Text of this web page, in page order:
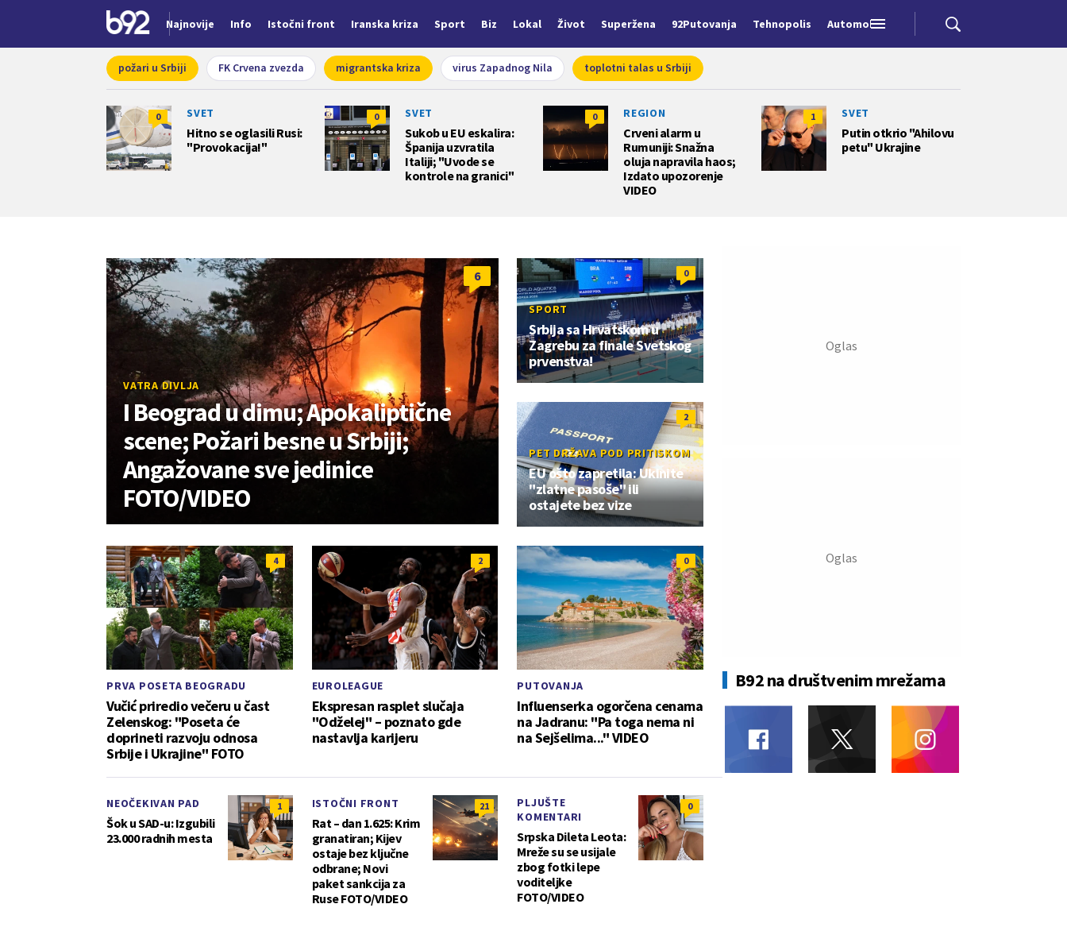
Najnovije Info Istočni front Iranska kriza Sport Biz Lokal Život Superžena 92Putovanja Tehnopolis Automobili
požari u Srbiji FK Crvena zvezda migrantska kriza virus Zapadnog Nila toplotni talas u Srbiji
0 SVET
Hitno se oglasili Rusi:
"Provokacija!"
0 SVET
Sukob u EU eskalira:
Španija uzvratila
Italiji; "Uvode se
kontrole na granici"
0 REGION
Crveni alarm u
Rumuniji: Snažna
oluja napravila haos;
Izdato upozorenje
VIDEO
1 SVET
Putin otkrio "Ahilovu
petu" Ukrajine
6
VATRA DIVLJA
I Beograd u dimu; Apokaliptične
scene; Požari besne u Srbiji;
Angažovane sve jedinice
FOTO/VIDEO
0
SPORT
Srbija sa Hrvatskom u
Zagrebu za finale Svetskog
prvenstva!
2
PET DRŽAVA POD PRITISKOM
EU ošto zapretila: Ukinite
"zlatne pasoše" ili
ostajete bez vize
4
PRVA POSETA BEOGRADU
Vučić priredio večeru u čast
Zelenskog: "Poseta će
doprineti razvoju odnosa
Srbije i Ukrajine" FOTO
2
EUROLEAGUE
Ekspresan rasplet slučaja
"Odželej" – poznato gde
nastavlja karijeru
0
PUTOVANJA
Influenserka ogorčena cenama
na Jadranu: "Pa toga nema ni
na Sejšelima..." VIDEO
1
NEOČEKIVAN PAD
Šok u SAD-u: Izgubili
23.000 radnih mesta
21
ISTOČNI FRONT
Rat – dan 1.625: Krim
granatiran; Kijev
ostaje bez ključne
odbrane; Novi
paket sankcija za
Ruse FOTO/VIDEO
0
PLJUŠTE
KOMENTARI
Srpska Dileta Leota:
Mreže su se usijale
zbog fotki lepe
voditeljke
FOTO/VIDEO
B92 na društvenim mrežama